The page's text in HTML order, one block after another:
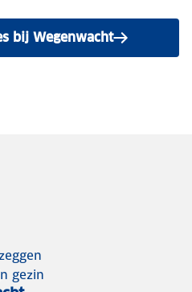
bij Wegenwacht
gezin